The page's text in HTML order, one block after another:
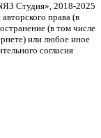
Студия», 2018-2025
права (в
(в том числе
или любое иное
согласия